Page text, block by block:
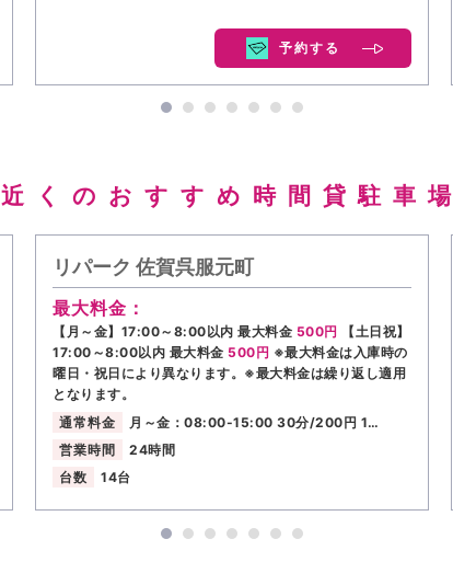
予約する
近くのおすすめ時間貸駐車場
リパーク 佐賀呉服元町
最大料金：
【月～金】17:00～8:00以内 最大料金 500円
【土日祝】
17:00～8:00以内 最大料金 500円 ※最大料金は入庫時の
曜日・祝日により異なります。※最大料金は繰り返し適用
となります。
通常料金
月～金：08:00-15:00 30分/200円 1…
営業時間
24時間
台数
14台